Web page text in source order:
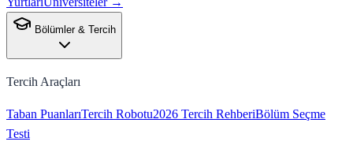
Bölümler & Tercih
Tercih Araçları
Taban PuanlarıTercih Robotu2026 Tercih RehberiBölüm Seçme
Testi